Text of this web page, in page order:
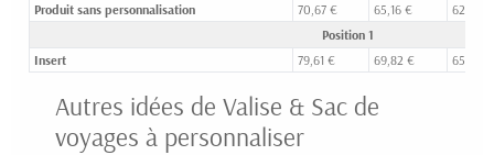
Produit sans personnalisation
70,67 € 65,16 €
62,66 €
Position 1
Insert
79,61 € 69,82 € 65,60 €
Autres idées de Valise & Sac de
voyages à personnaliser